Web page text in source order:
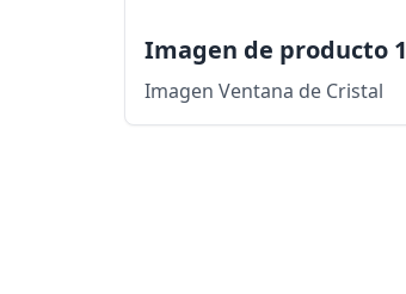
Imagen de producto 1
Imagen Ventana de Cristal